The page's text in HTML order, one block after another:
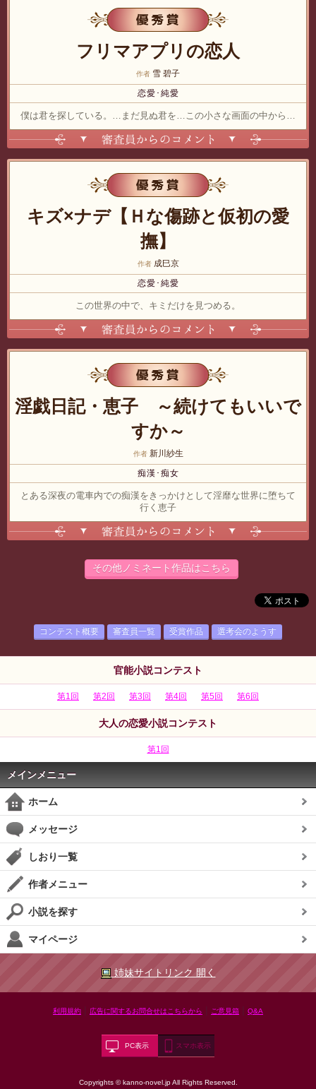
優秀賞
フリマアプリの恋人
作者 雪 碧子
恋愛･純愛
僕は君を探している。…まだ見ぬ君を…この小さな画面の中から…
表示する
優秀賞
キズ×ナデ【Ｈな傷跡と仮初の愛
撫】
作者 成巳京
恋愛･純愛
この世界の中で、キミだけを見つめる。
表示する
淫戯日記・恵子 ～続けてもいいで
すか～
作者 新川紗生
痴漢･痴女
とある深夜の電車内での痴漢をきっかけとして淫靡な世界に堕ちて
行く恵子
その他ノミネート作品はこちら
コンテスト概要 審査員一覧 受賞作品 選考会のようす
官能小説コンテスト
第1回 第2回 第3回 第4回 第5回 第6回
大人の恋愛小説コンテスト
第1回
メインメニュー
ホーム
メッセージ
しおり一覧
作者メニュー
小説を探す
マイページ
姉妹サイトリンク 開く
利用規約 広告に関するお問合せはこちらから ご意見箱 Q&A
PC表示 スマホ表示
Copyrights © kanno-novel.jp All Rights Reserved.